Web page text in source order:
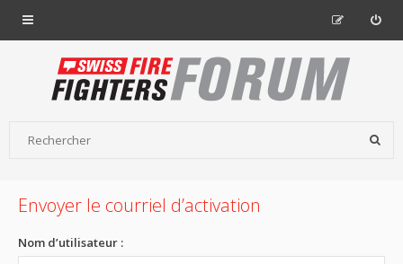
Envoyer le courriel d’activation
Nom d’utilisateur :